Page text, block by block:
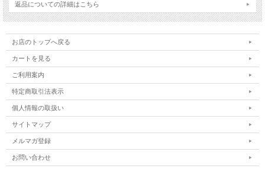
返品についての詳細はこちら
お店のトップへ戻る
カートを見る
ご利用案内
特定商取引法表示
個人情報の取扱い
サイトマップ
メルマガ登録
お問い合わせ